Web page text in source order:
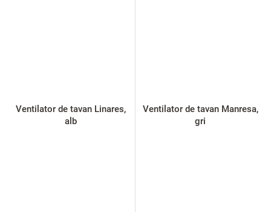
Ventilator de tavan Linares,
alb
Ventilator de tavan Manresa,
gri